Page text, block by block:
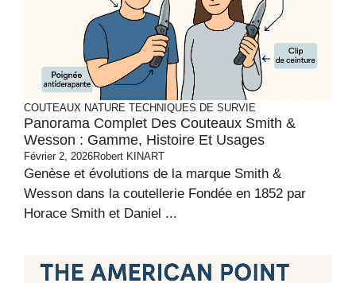
COUTEAUX NATURE TECHNIQUES DE SURVIE
Panorama Complet Des Couteaux Smith &
Wesson : Gamme, Histoire Et Usages
Février 2, 2026Robert KINART
Genèse et évolutions de la marque Smith &
Wesson dans la coutellerie Fondée en 1852 par
Horace Smith et Daniel ...